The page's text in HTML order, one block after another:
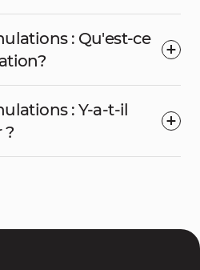
: Qu'est-ce
: Y-a-t-il
?